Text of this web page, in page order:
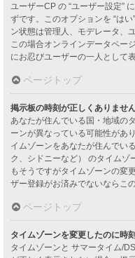
ユーザーCP の “ユーザー設定”
ずです。このオプションを “は
ン状態は管理人、モデレータ、
この場合オンラインデータペー
にお忍びユーザーの一人として
ページトップ
掲示板の時刻が正しくありません
あなたが住んでいる国・地域の
ーンが異なっている可能性があ
イムゾーンをあなたが住んでい
ク、シドニーなど） のタイムゾ
もそうですがタイムゾーンの変
ザー登録がお済みでないならこ
ページトップ
タイムゾーンを変更したのに時
タイムゾーンと サマータイム/